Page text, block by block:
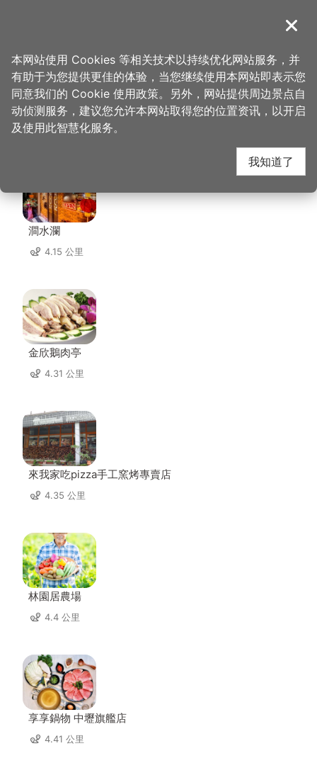
導覽
首页 > 想去的地方 > 住宿 > 青逸居
青逸居 周边店家
澗水瀾
4.15 公里
金欣鵝肉亭
4.31 公里
來我家吃pizza手工窯烤專賣店
4.35 公里
林園居農場
4.4 公里
享享鍋物 中壢旗艦店
4.41 公里
关闭
本网站使用 Cookies 等相关技术以持续优化网站服务，并
有助于为您提供更佳的体验，当您继续使用本网站即表示您
同意我们的 Cookie 使用政策。另外，网站提供周边景点自
动侦测服务，建议您允许本网站取得您的位置资讯，以开启
及使用此智慧化服务。
我知道了